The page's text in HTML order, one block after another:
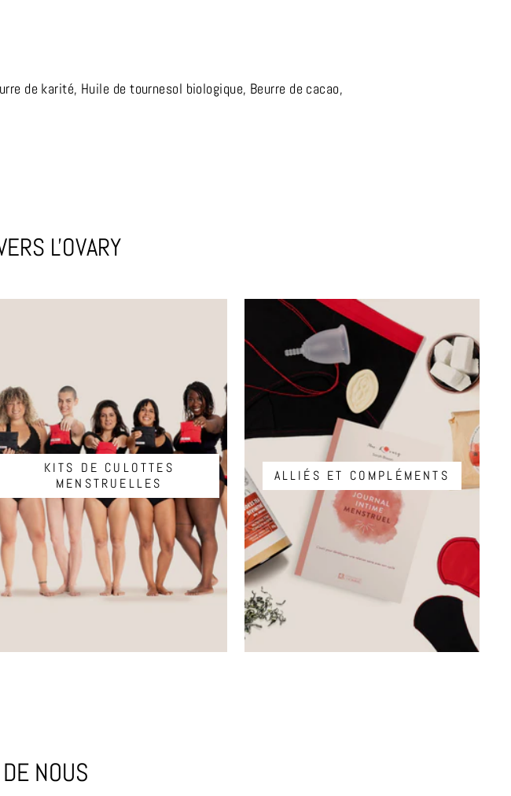
de karité, Huile de tournesol biologique, Beurre de cacao,
L'OVARY
KITS DE CULOTTES
MENSTRUELLES
ALLIÉS ET COMPLÉMENTS
NOUS